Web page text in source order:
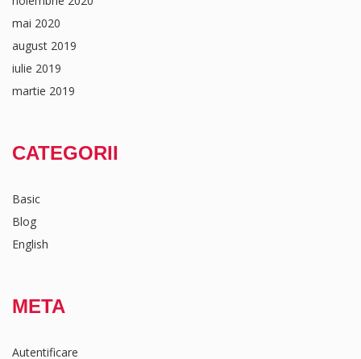
mai 2020
august 2019
iulie 2019
martie 2019
CATEGORII
Basic
Blog
English
META
Autentificare